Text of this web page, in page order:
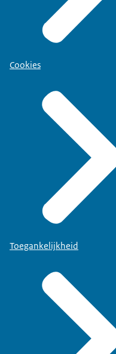
Cookies
Toegankelijkheid